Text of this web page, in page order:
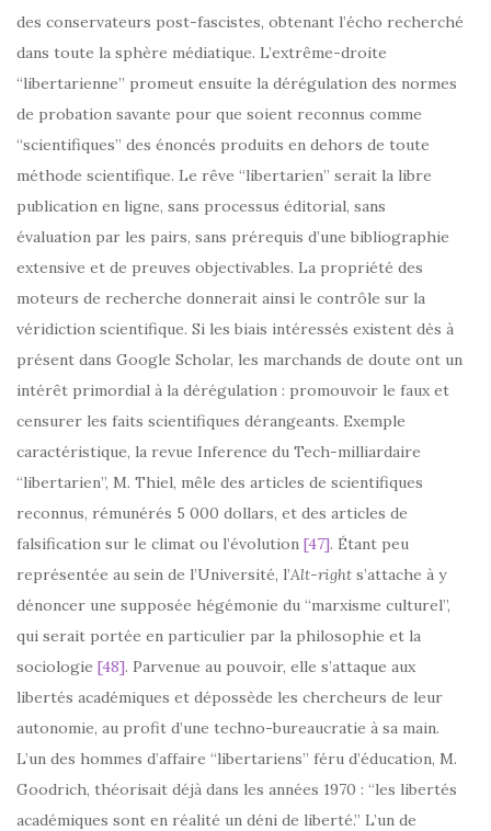
des conservateurs post-fascistes, obtenant l’écho recherché
dans toute la sphère médiatique. L’extrême-droite
“libertarienne” promeut ensuite la dérégulation des normes
de probation savante pour que soient reconnus comme
“scientifiques” des énoncés produits en dehors de toute
méthode scientifique. Le rêve “libertarien” serait la libre
publication en ligne, sans processus éditorial, sans
évaluation par les pairs, sans prérequis d’une bibliographie
extensive et de preuves objectivables. La propriété des
moteurs de recherche donnerait ainsi le contrôle sur la
véridiction scientifique. Si les biais intéressés existent dès à
présent dans Google Scholar, les marchands de doute ont un
intérêt primordial à la dérégulation : promouvoir le faux et
censurer les faits scientifiques dérangeants. Exemple
caractéristique, la revue Inference du Tech-milliardaire
“libertarien”, M. Thiel, mêle des articles de scientifiques
reconnus, rémunérés 5 000 dollars, et des articles de
falsification sur le climat ou l’évolution [47]. Étant peu
représentée au sein de l’Université, l’Alt-right s’attache à y
dénoncer une supposée hégémonie du “marxisme culturel”,
qui serait portée en particulier par la philosophie et la
sociologie [48]. Parvenue au pouvoir, elle s’attaque aux
libertés académiques et dépossède les chercheurs de leur
autonomie, au profit d’une techno-bureaucratie à sa main.
L’un des hommes d’affaire “libertariens” féru d’éducation, M.
Goodrich, théorisait déjà dans les années 1970 : “les libertés
académiques sont en réalité un déni de liberté.” L’un de